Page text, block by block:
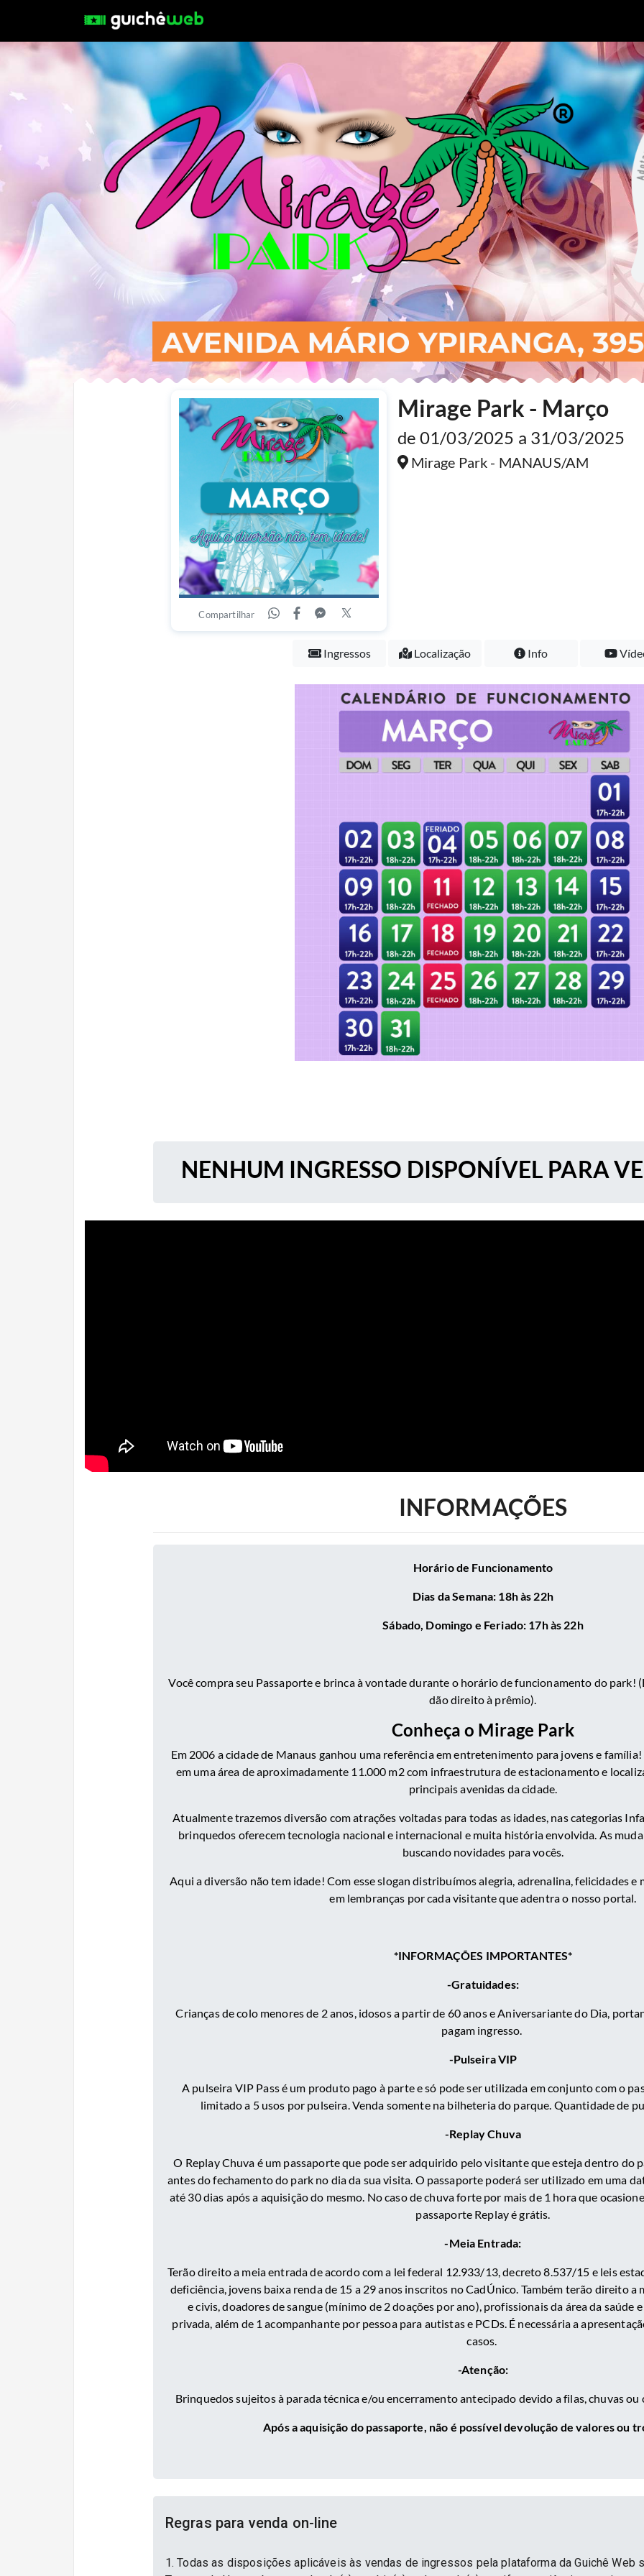
Compartilhar
Mirage Park - Março
de 01/03/2025 a 31/03/2025
Mirage Park - MANAUS/AM
Ingressos Localização Info
NENHUM INGRESSO DISPONÍVEL PARA
INFORMAÇÕES
Horário de Funcionamento
Dias da Semana: 18h às 22h
Sábado, Domingo e Feriado: 17h às 22h
Você compra seu Passaporte e brinca à vontade durante o horário de funcionamento do park!
dão direito à prêmio).
Conheça o Mirage Park
Em 2006 a cidade de Manaus ganhou uma referência em entretenimento para jovens e
em uma área de aproximadamente 11.000 m2 com infraestrutura de estacionamento e
principais avenidas da cidade.
Atualmente trazemos diversão com atrações voltadas para todas as idades, nas categorias
brinquedos oferecem tecnologia nacional e internacional e muita história envolvida. As
buscando novidades para vocês.
Aqui a diversão não tem idade! Com esse slogan distribuímos alegria, adrenalina, felicidades e
em lembranças por cada visitante que adentra o nosso portal.
*INFORMAÇÕES IMPORTANTES*
-Gratuidades:
Crianças de colo menores de 2 anos, idosos a partir de 60 anos e Aniversariante do Dia,
pagam ingresso.
-Pulseira VIP
A pulseira VIP Pass é um produto pago à parte e só pode ser utilizada em conjunto com o
limitado a 5 usos por pulseira. Venda somente na bilheteria do parque. Quantidade de
-Replay Chuva
O Replay Chuva é um passaporte que pode ser adquirido pelo visitante que esteja dentro do
antes do fechamento do park no dia da sua visita. O passaporte poderá ser utilizado em uma
até 30 dias após a aquisição do mesmo. No caso de chuva forte por mais de 1 hora que
passaporte Replay é grátis.
-Meia Entrada:
Terão direito a meia entrada de acordo com a lei federal 12.933/13, decreto 8.537/15 e leis
deficiência, jovens baixa renda de 15 a 29 anos inscritos no CadÚnico. Também terão direito
e civis, doadores de sangue (mínimo de 2 doações por ano), profissionais da área da saúde
privada, além de 1 acompanhante por pessoa para autistas e PCDs. É necessária a
casos.
-Atenção:
Brinquedos sujeitos à parada técnica e/ou encerramento antecipado devido a filas, chuvas ou
Após a aquisição do passaporte, não é possível devolução de valores ou
Regras para venda on-line
1. Todas as disposições aplicáveis às vendas de ingressos pela plataforma da Guichê Web